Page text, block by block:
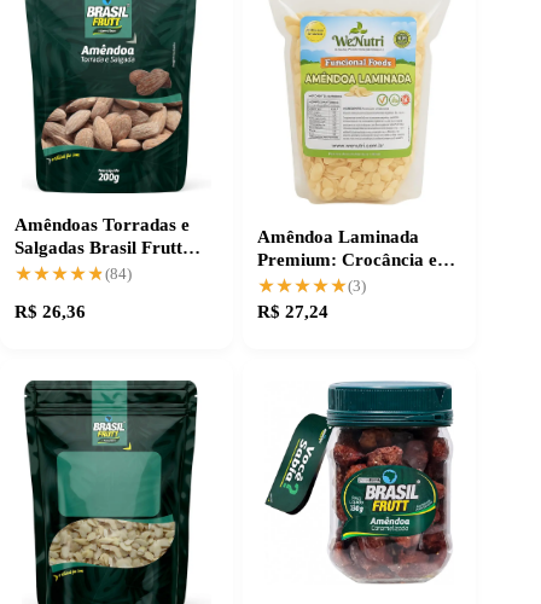
Amêndoas Torradas e
Salgadas Brasil Frutt
200g
★★★★★
★★★★★ (84)
R$ 26,36
Amêndoa Laminada
Premium: Crocância e
Qualidade Natural
★★★★★
★★★★★(3)
R$ 27,24